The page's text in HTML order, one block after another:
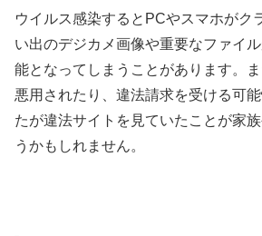
ウイルス感染するとPCやスマホがク
い出のデジカメ画像や重要なファイ
能となってしまうことがあります。
悪用されたり、違法請求を受ける可
たが違法サイトを見ていたことが家
うかもしれません。